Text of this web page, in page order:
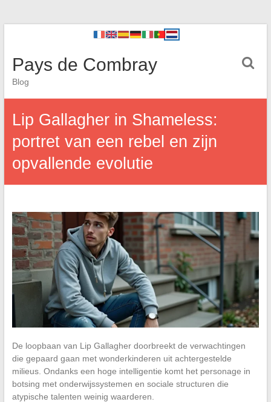
Pays de Combray
Blog
Lip Gallagher in Shameless:
portret van een rebel en zijn
opvallende evolutie
De loopbaan van Lip Gallagher doorbreekt de verwachtingen
die gepaard gaan met wonderkinderen uit achtergestelde
milieus. Ondanks een hoge intelligentie komt het personage in
botsing met onderwijssystemen en sociale structuren die
atypische talenten weinig waarderen.